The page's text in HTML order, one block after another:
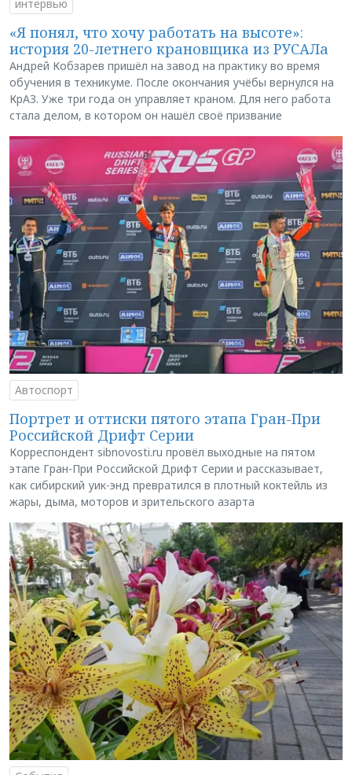
интервью
«Я понял, что хочу работать на высоте»:
история 20-летнего крановщика из РУСАЛа
Андрей Кобзарев пришёл на завод на практику во время
обучения в техникуме. После окончания учёбы вернулся на
КрАЗ. Уже три года он управляет краном. Для него работа
стала делом, в котором он нашёл своё призвание
Автоспорт
Портрет и оттиски пятого этапа Гран-При
Российской Дрифт Серии
Корреспондент sibnovosti.ru провёл выходные на пятом
этапе Гран-При Российской Дрифт Серии и рассказывает,
как сибирский уик-энд превратился в плотный коктейль из
жары, дыма, моторов и зрительского азарта